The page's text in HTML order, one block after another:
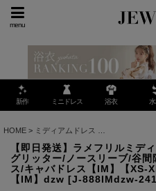
menu
新作 ミニドレス 浴衣
HOME > ミディアムドレス
【即日発送】ラメフリルミデ
グリッター/ノースリーブ/谷
ス/キャバドレス【IM】【XS-
【IM】dzw [J-888IMdzw-